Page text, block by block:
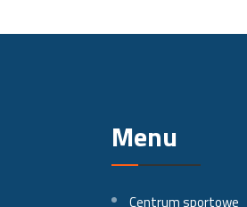
Menu
Centrum sportowe